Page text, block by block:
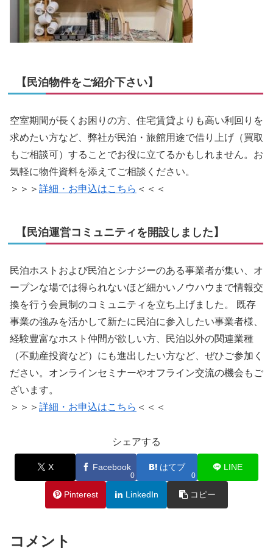
【民泊物件をご紹介下さい】
空室期間が長くお困りの方、住宅賃貸よりも高い利回りを
求めたい方など、弊社が民泊・旅館用途で借り上げ（買取
もご相談可）することでお役に立てるかもしれません。お
気軽に物件資料を添えてご相談ください。
＞＞＞ 詳細・お申込はこちら ＜＜＜
【民泊運営コミュニティを開設しました】
民泊ホストおよび民泊とシナジーのある事業者が集い、オ
ープンな場では得られないほど細かいノウハウまで情報交
換を行う会員制のコミュニティを立ち上げました。 既存
事業の強みを活かして新たに民泊に参入したい事業者様、
経験豊富なホスト仲間が欲しい方、民泊以外の関連業種
（不動産投資など）にも進出したい方など、ぜひご参加く
ださい。オンラインセミナーやオフライン交流の機会もご
ざいます。
＞＞＞ 詳細・お申込はこちら ＜＜＜
シェアする
X Facebook
0
はてブ
0
LINE
Pinterest LinkedIn コピー
コメント